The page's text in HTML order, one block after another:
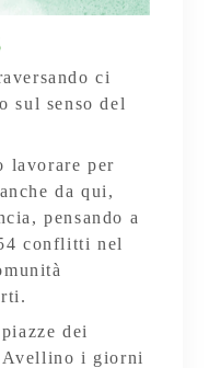
ci
sul senso del
lavorare per
da qui,
pensando a
conflitti nel
dei
i giorni